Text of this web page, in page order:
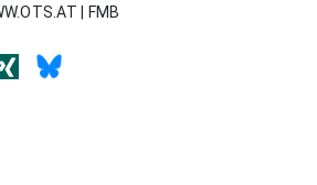
| FMB